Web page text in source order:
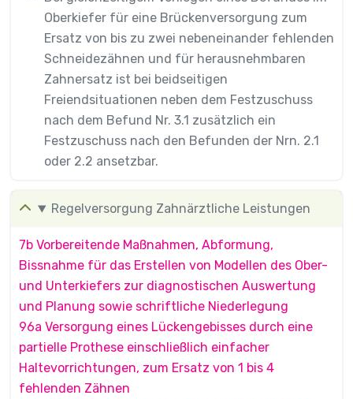
Oberkiefer für eine Brückenversorgung zum
Ersatz von bis zu zwei nebeneinander fehlenden
Schneidezähnen und für herausnehmbaren
Zahnersatz ist bei beidseitigen
Freiendsituationen neben dem Festzuschuss
nach dem Befund Nr. 3.1 zusätzlich ein
Festzuschuss nach den Befunden der Nrn. 2.1
oder 2.2 ansetzbar.
Regelversorgung Zahnärztliche Leistungen
7b Vorbereitende Maßnahmen, Abformung,
Bissnahme für das Erstellen von Modellen des Ober-
und Unterkiefers zur diagnostischen Auswertung
und Planung sowie schriftliche Niederlegung
96a Versorgung eines Lückengebisses durch eine
partielle Prothese einschließlich einfacher
Haltevorrichtungen, zum Ersatz von 1 bis 4
fehlenden Zähnen